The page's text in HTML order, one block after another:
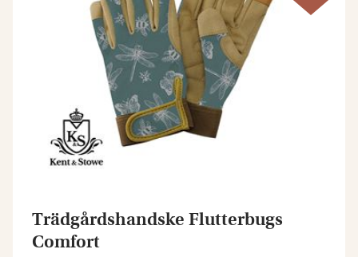
Trädgårdshandske Flutterbugs
Comfort